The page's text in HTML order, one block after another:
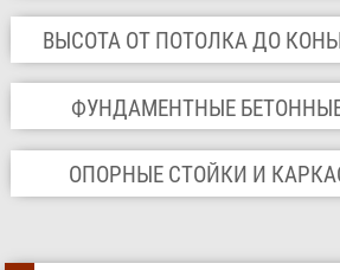
ВЫСОТА ОТ ПОТОЛКА ДО
ФУНДАМЕНТНЫЕ
ОПОРНЫЕ СТОЙКИ И